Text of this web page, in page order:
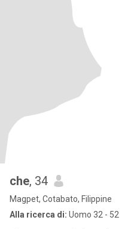
che, 34
Magpet, Cotabato, Filippine
Alla ricerca di: Uomo 32 - 52